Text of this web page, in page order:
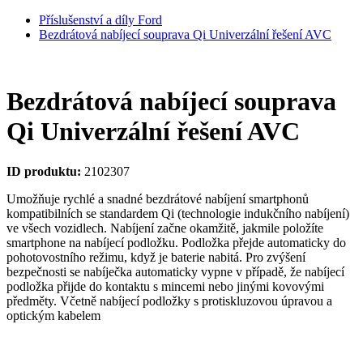
Příslušenství a díly Ford
Bezdrátová nabíjecí souprava Qi Univerzální řešení AVC
Bezdrátová nabíjecí souprava
Qi Univerzální řešení AVC
ID produktu: 2102307
Umožňuje rychlé a snadné bezdrátové nabíjení smartphonů
kompatibilních se standardem Qi (technologie indukčního nabíjení)
ve všech vozidlech. Nabíjení začne okamžitě, jakmile položíte
smartphone na nabíjecí podložku. Podložka přejde automaticky do
pohotovostního režimu, když je baterie nabitá. Pro zvýšení
bezpečnosti se nabíječka automaticky vypne v případě, že nabíjecí
podložka přijde do kontaktu s mincemi nebo jinými kovovými
předměty. Včetně nabíjecí podložky s protiskluzovou úpravou a
optickým kabelem